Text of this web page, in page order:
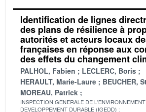
Identification de lignes
des plans de résilience à
autorités et acteurs locaux
françaises en réponse aux
des effets du changement
PALHOL, Fabien
LECLERC, Boris
HERAULT, Marie-Laure
BEUCHER,
MOREAU, Patrick
INSPECTION GENERALE DE
DEVELOPPEMENT DURABLE (IGEDD)